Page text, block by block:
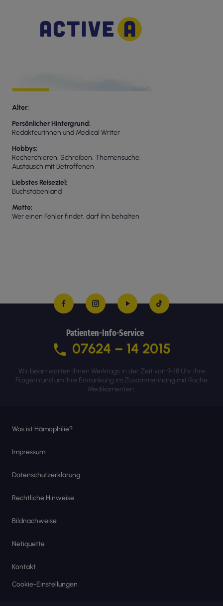
Alter
Persönlicher Hintergrund
Redakteurinnen und Medical Writer
Hobbys
Recherchieren, Schreiben, Themensuche,
Austausch mit Betroffenen
Liebstes Reiseziel
Buchstabenland
Motto
Wer einen Fehler findet, darf ihn behalten
Was ist Hämophilie?
Impressum
Datenschutzerklärung
Rechtliche Hinweise
Bildnachweise
Netiquette
Kontakt
Cookie-Einstellungen
Patienten-Info-Service
07624 – 14 2015
Wir beantworten Ihnen Werktags in der Zeit von 9-18 Uhr Ihre
Fragen rund um Ihre Erkrankung im Zusammenhang mit Roche
Medikamenten.